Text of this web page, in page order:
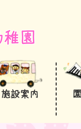
施設案内